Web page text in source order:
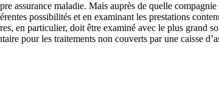
assurance maladie. Mais auprès de quelle
possibilités et en examinant les prestations
en particulier, doit être examiné avec le plus grand
pour les traitements non couverts par une caisse